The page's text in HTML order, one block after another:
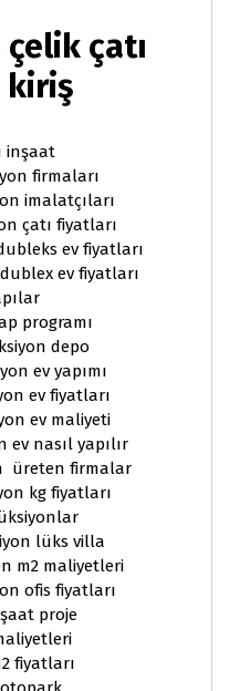
çatı
kiriş
inşaat
firmaları
imalatçıları
çatı fiyatları
ev fiyatları
ev fiyatları
programı
depo
ev yapımı
ev fiyatları
ev maliyeti
ev nasıl yapılır
üreten firmalar
kg fiyatları
lüks villa
m2 maliyetleri
ofis fiyatları
proje
fiyatları